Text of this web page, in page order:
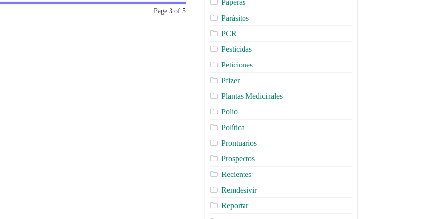
Page 3 of 5
Paperas
Parásitos
PCR
Pesticidas
Peticiones
Pfizer
Plantas Medicinales
Polio
Política
Prontuarios
Prospectos
Recientes
Remdesivir
Reportar